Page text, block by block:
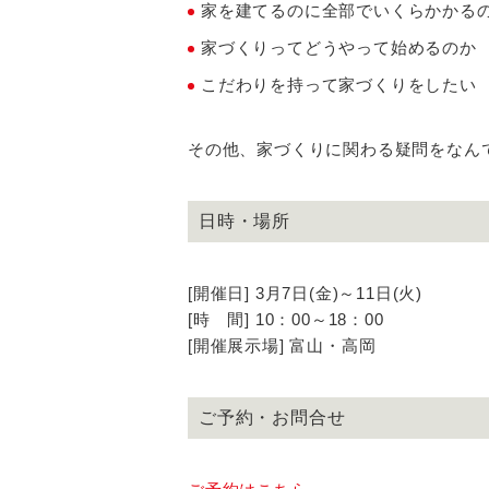
家を建てるのに全部でいくらかかる
家づくりってどうやって始めるのか
こだわりを持って家づくりをしたい
その他、家づくりに関わる疑問をなん
日時・場所
[開催日] 3月7日(金)～11日(火)
[時 間] 10：00～18：00
[開催展示場] 富山・高岡
ご予約・お問合せ